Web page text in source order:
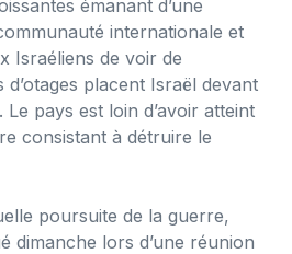
émanant d’une
internationale et
Israéliens de voir de
placent Israël devant
Le pays est loin d’avoir atteint
consistant à détruire le
poursuite de la guerre,
dimanche lors d’une réunion